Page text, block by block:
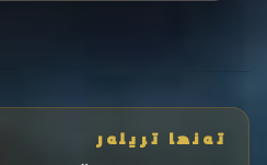
تەنها تریلەر